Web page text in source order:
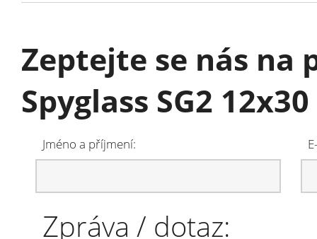
Zeptejte se nás
Spyglass SG2 12x30
Jméno a příjmení:
Zpráva / dotaz: